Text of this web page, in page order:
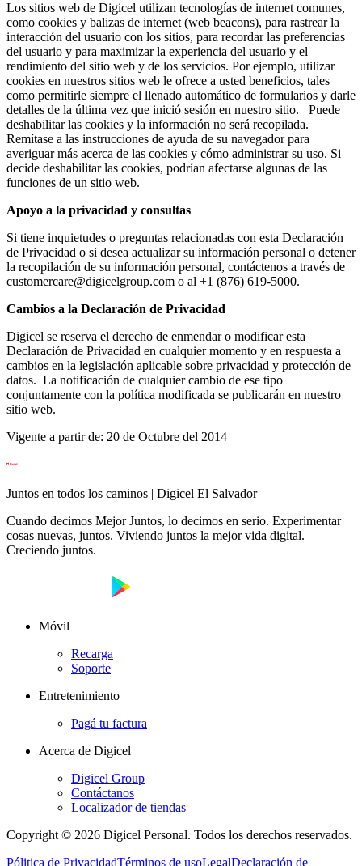
Los sitios web de Digicel utilizan tecnologías de internet comunes,
como cookies y balizas de internet (web beacons), para rastrear la
interacción del usuario con los sitios, para recordar las preferencias
del usuario y para maximizar la experiencia del usuario y el
rendimiento del sitio web y de los servicios. Por ejemplo, utilizar
cookies en nuestros sitios web le ofrece a usted beneficios, tales
como permitirle siempre el llenado automático de formularios y darle
detalles de la última vez que inició sesión en nuestro sitio. Puede
deshabilitar las cookies y la información no será recopilada.
Remítase a las instrucciones de ayuda de su navegador para
averiguar más acerca de las cookies y cómo administrar su uso. Si
decide deshabilitar las cookies, podrían afectarse algunas de las
funciones de un sitio web.
Apoyo a la privacidad y consultas
Si tiene inquietudes o preguntas relacionadas con esta Declaración
de Privacidad o si desea actualizar su información personal o detener
la recopilación de su información personal, contáctenos a través de
customercare@digicelgroup.com o al +1 (876) 619-5000.
Cambios a la Declaración de Privacidad
Digicel se reserva el derecho de enmendar o modificar esta
Declaración de Privacidad en cualquier momento y en respuesta a
cambios en la legislación aplicable sobre privacidad y protección de
datos. La notificación de cualquier cambio de ese tipo
conjuntamente con la política modificada se publicarán en nuestro
sitio web.
Vigente a partir de: 20 de Octubre del 2014
Juntos en todos los caminos | Digicel El Salvador
Cuando decimos Mejor Juntos, lo decimos en serio. Experimentar
cosas nuevas, juntos. Viviendo juntos la mejor vida digital.
Creciendo juntos.
Móvil
Recarga
Soporte
Entretenimiento
Pagá tu factura
Acerca de Digicel
Digicel Group
Contáctanos
Localizador de tiendas
Copyright © 2026 Digicel Personal. Todos los derechos reservados.
Pólitica de PrivacidadTérminos de usoLegalDeclaración de